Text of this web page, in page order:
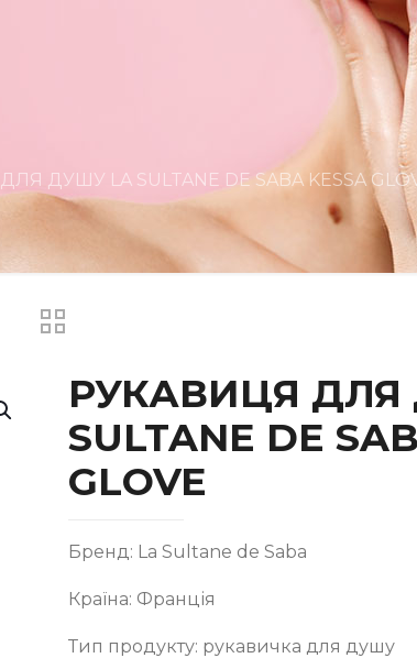
ДУШУ LA SULTANE DE SABA KESSA
РУКАВИЦЯ ДЛЯ
SULTANE DE
GLOVE
Бренд: La Sultane de Saba
Країна: Франція
Тип продукту: рукавичка для душу